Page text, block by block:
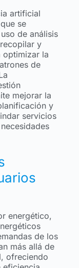
artificial
se
de análisis
y
optimizar la
de
mejorar la
y
servicios
energético,
de los
más allá de
ofreciendo